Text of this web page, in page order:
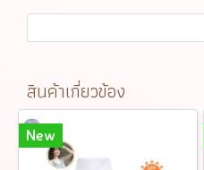
สินค้าเกี่ยวข้อง
New